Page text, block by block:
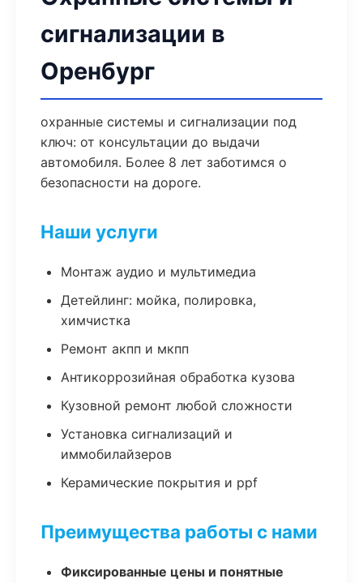
сигнализации в
Оренбург
охранные системы и сигнализации под
ключ: от консультации до выдачи
автомобиля. Более 8 лет заботимся о
безопасности на дороге.
Наши услуги
Монтаж аудио и мультимедиа
Детейлинг: мойка, полировка,
химчистка
Ремонт акпп и мкпп
Антикоррозийная обработка кузова
Кузовной ремонт любой сложности
Установка сигнализаций и
иммобилайзеров
Керамические покрытия и ppf
Преимущества работы с нами
Фиксированные цены и понятные